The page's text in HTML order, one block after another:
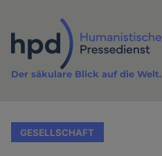
Inhalt
Der säkulare Blick auf die Welt.
GESELLSCHAFT